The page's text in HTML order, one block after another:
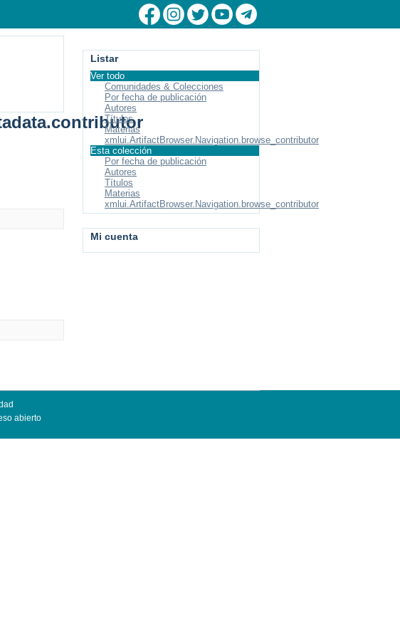
Listar
Ver todo
Comunidades & Colecciones
Por fecha de publicación
Autores
Títulos
Materias
xmlui.ArtifactBrowser.Navigation.browse_contributor
Esta colección
Por fecha de publicación
Autores
Títulos
Materias
xmlui.ArtifactBrowser.Navigation.browse_contributor
Mi cuenta
abierto